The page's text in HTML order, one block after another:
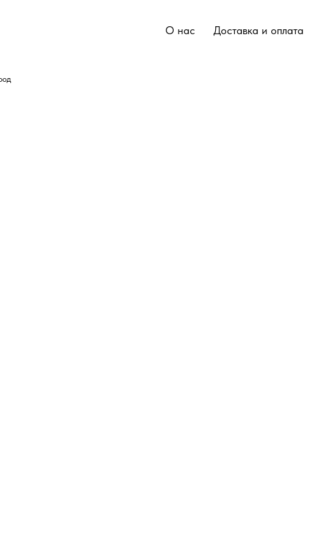
О нас Доставка и оплата